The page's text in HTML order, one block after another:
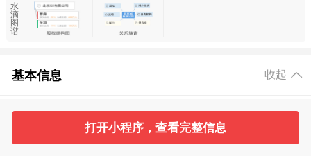
水
滴
图
谱
基本信息 收起
工商信息 股东信息 主要人员 对外投资
打开小程序，查看完整信息